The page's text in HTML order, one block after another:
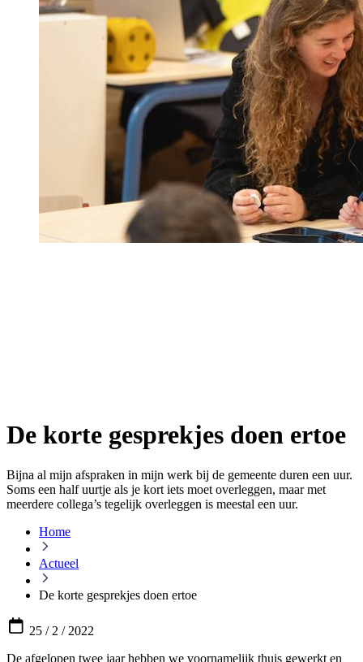
De korte gesprekjes doen ertoe
Bijna al mijn afspraken in mijn werk bij de gemeente duren een uur.
Soms een half uurtje als je kort iets moet overleggen, maar met
meerdere collega’s tegelijk overleggen is meestal een uur.
Home
Actueel
De korte gesprekjes doen ertoe
25 / 2 / 2022
De afgelopen twee jaar hebben we voornamelijk thuis gewerkt en